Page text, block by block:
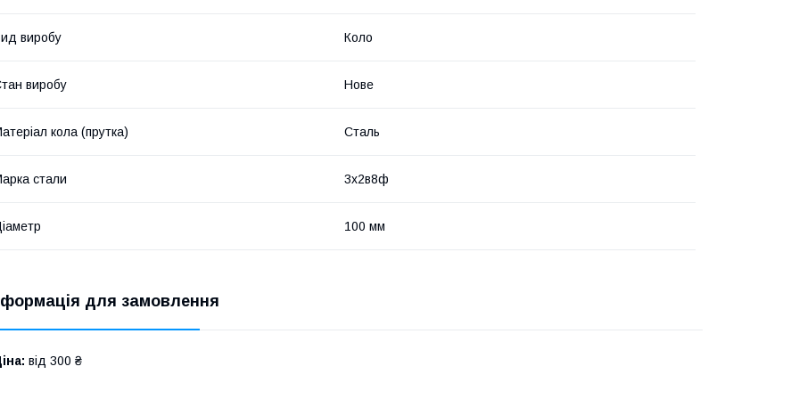
виробу Коло
виробу Нове
кола (прутка) Сталь
стали 3х2в8ф
100 мм
для замовлення
від 300 ₴